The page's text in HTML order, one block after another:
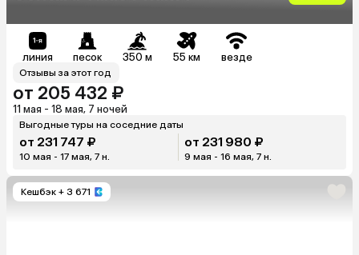
линия песок 350 м 55 км везде
Отзывы за этот год
от 205 432 ₽
11 мая - 18 мая, 7 ночей
Выгодные туры на соседние даты
от 231 747 ₽
10 мая - 17 мая, 7 н.
от 231 980 ₽
9 мая - 16 мая, 7 н.
Кешбэк + 3 671